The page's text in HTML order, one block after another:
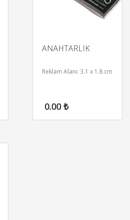
ANAHTARLIK
Reklam Alanı: 3.1 x 1.8 cm
0.00 ₺